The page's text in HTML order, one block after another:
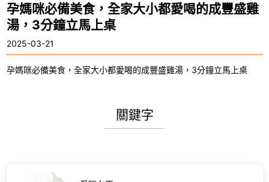
孕媽咪必備美食，全家大小都愛喝的成豐盛雞
湯，3分鐘立馬上桌
2025-03-21
孕媽咪必備美食，全家大小都愛喝的成豐盛雞湯，3分鐘立馬上桌
關鍵字